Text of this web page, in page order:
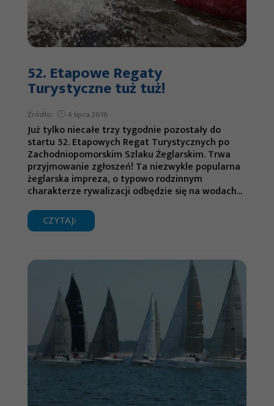
52. Etapowe Regaty
Turystyczne tuż tuż!
Źródło: 4 lipca 2016
Już tylko niecałe trzy tygodnie pozostały do
startu 52. Etapowych Regat Turystycznych po
Zachodniopomorskim Szlaku Żeglarskim. Trwa
przyjmowanie zgłoszeń! Ta niezwykle popularna
żeglarska impreza, o typowo rodzinnym
charakterze rywalizacji odbędzie się na wodach...
CZYTAJ